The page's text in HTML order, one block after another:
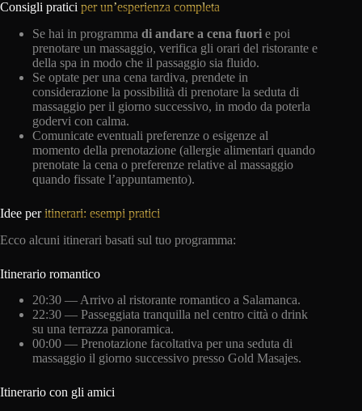
Consigli pratici per un’esperienza completa
Se hai in programma di andare a cena fuori e poi
prenotare un massaggio, verifica gli orari del ristorante e
della spa in modo che il passaggio sia fluido.
Se optate per una cena tardiva, prendete in
considerazione la possibilità di prenotare la seduta di
massaggio per il giorno successivo, in modo da poterla
godervi con calma.
Comunicate eventuali preferenze o esigenze al
momento della prenotazione (allergie alimentari quando
prenotate la cena o preferenze relative al massaggio
quando fissate l’appuntamento).
Idee peritinerari: esempi pratici
Ecco alcuni itinerari basati sul tuo programma:
Itinerario romantico
20:30 — Arrivo al ristorante romantico a Salamanca.
22:30 — Passeggiata tranquilla nel centro città o drink
su una terrazza panoramica.
00:00 — Prenotazione facoltativa per una seduta di
massaggio il giorno successivo presso Gold Masajes.
Itinerario con gli amici